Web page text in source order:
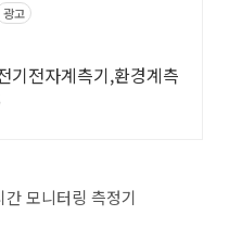
광고
기전자계측기,환경계측
모니터링 측정기